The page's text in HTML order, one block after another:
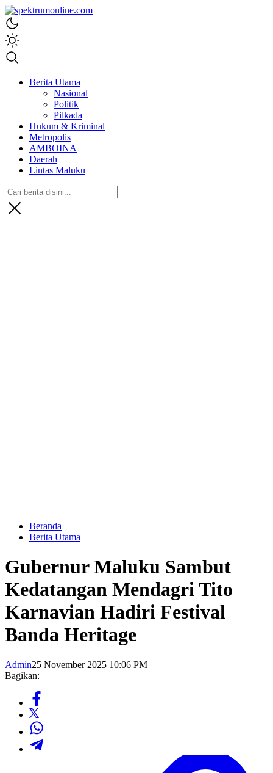
spektrumonline.com
Berita Utama
Nasional
Politik
Pilkada
Hukum & Kriminal
Metropolis
AMBOINA
Daerah
Lintas Maluku
Beranda
Berita Utama
Gubernur Maluku Sambut
Kedatangan Mendagri Tito
Karnavian Hadiri Festival
Banda Heritage
Admin25 November 2025 10:06 PM
Bagikan: